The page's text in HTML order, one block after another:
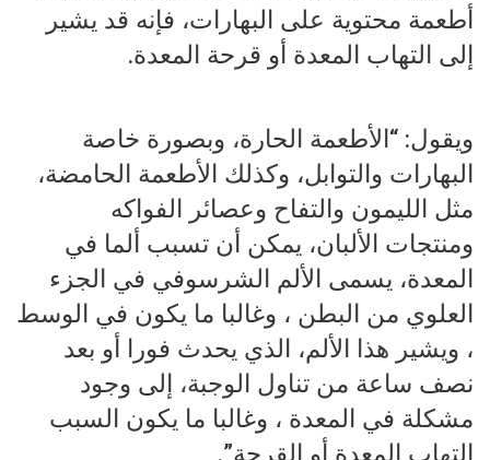
أطعمة محتوية على البهارات، فإنه قد يشير
إلى التهاب المعدة أو قرحة المعدة.
ويقول: “الأطعمة الحارة، وبصورة خاصة
البهارات والتوابل، وكذلك الأطعمة الحامضة،
مثل الليمون والتفاح وعصائر الفواكه
ومنتجات الألبان، يمكن أن تسبب ألما في
المعدة، يسمى الألم الشرسوفي في الجزء
العلوي من البطن ، وغالبا ما يكون في الوسط
، ويشير هذا الألم، الذي يحدث فورا أو بعد
نصف ساعة من تناول الوجبة، إلى وجود
مشكلة في المعدة ، وغالبا ما يكون السبب
التهاب المعدة أو القرحة”.